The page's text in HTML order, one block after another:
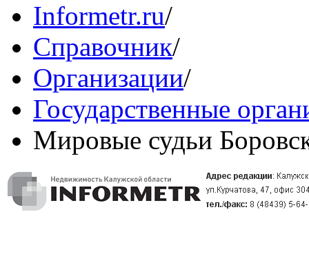
Informetr.ru/
Справочник/
Организации/
Государственные
Мировые судьи